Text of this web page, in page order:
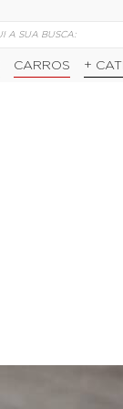
CARROS +